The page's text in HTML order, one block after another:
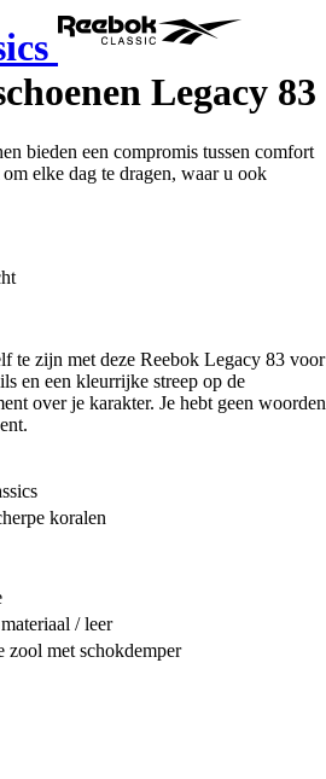
Legacy 83
bieden een compromis tussen comfort
elke dag te dragen, waar u ook
te zijn met deze Reebok Legacy 83 voor
en een kleurrijke streep op de
over je karakter. Je hebt geen woorden
koralen
/ leer
zool met schokdemper